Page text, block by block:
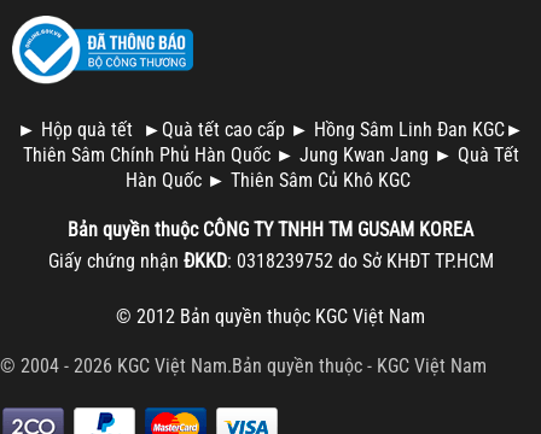
► Hộp quà tết ► Quà tết cao cấp ► Hồng Sâm Linh Đan KGC►
Thiên Sâm Chính Phủ Hàn Quốc ► Jung Kwan Jang ► Quà Tết
Hàn Quốc ► Thiên Sâm Củ Khô KGC
Bản quyền thuộc CÔNG TY TNHH TM GUSAM KOREA
Giấy chứng nhận ĐKKD: 0318239752 do Sở KHĐT TP.HCM
© 2012 Bản quyền thuộc KGC Việt Nam
© 2004 - 2026 KGC Việt Nam.Bản quyền thuộc - KGC Việt Nam